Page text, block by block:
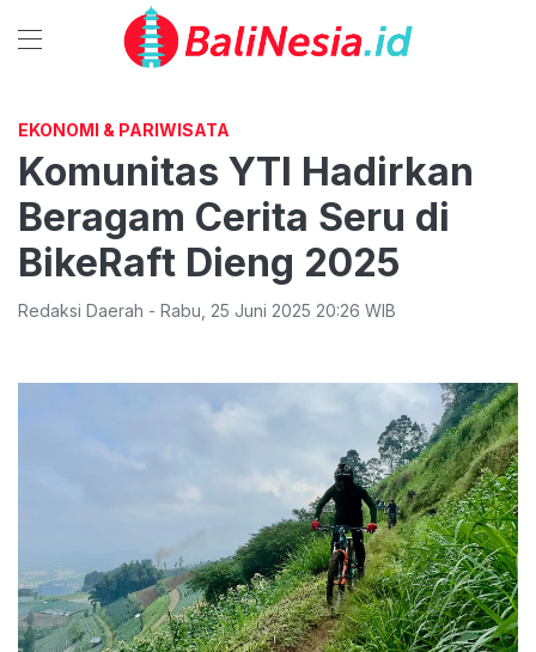
EKONOMI & PARIWISATA
Komunitas YTI Hadirkan
Beragam Cerita Seru di
BikeRaft Dieng 2025
Redaksi Daerah - Rabu 25 Juni 2025 20:26 WIB